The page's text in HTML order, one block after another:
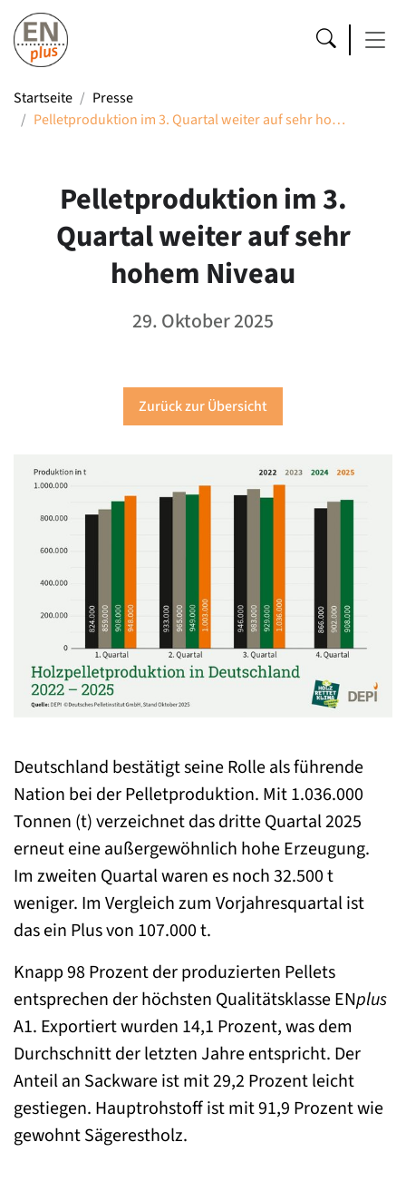
Startseite
Presse
Pelletproduktion im 3. Quartal weiter auf sehr ho…
Pelletproduktion im 3.
Quartal weiter auf sehr
hohem Niveau
29. Oktober 2025
Zurück zur Übersicht
Deutschland bestätigt seine Rolle als führende
Nation bei der Pelletproduktion. Mit 1.036.000
Tonnen (t) verzeichnet das dritte Quartal 2025
erneut eine außergewöhnlich hohe Erzeugung.
Im zweiten Quartal waren es noch 32.500 t
weniger. Im Vergleich zum Vorjahresquartal ist
das ein Plus von 107.000 t.
Knapp 98 Prozent der produzierten Pellets
entsprechen der höchsten Qualitätsklasse ENplus
A1. Exportiert wurden 14,1 Prozent, was dem
Durchschnitt der letzten Jahre entspricht. Der
Anteil an Sackware ist mit 29,2 Prozent leicht
gestiegen. Hauptrohstoff ist mit 91,9 Prozent wie
gewohnt Sägerestholz.